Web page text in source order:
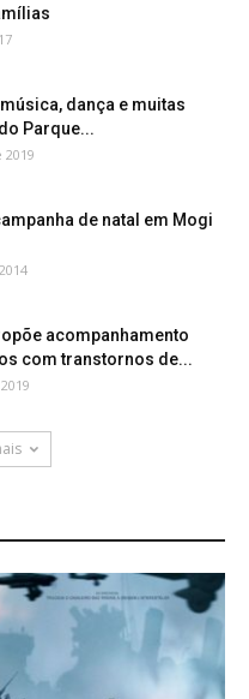
dança e muitas
Parque...
de natal em Mogi
acompanhamento
com transtornos de...